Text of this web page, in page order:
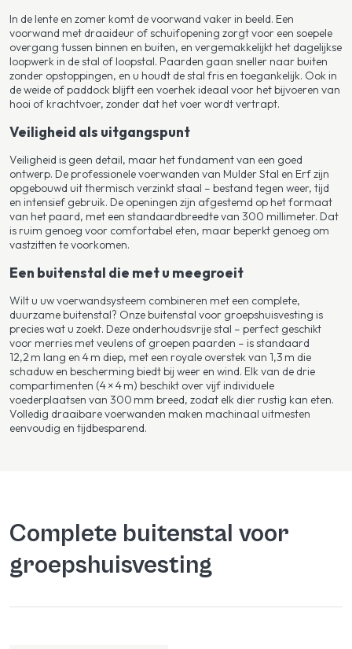
In de lente en zomer komt de voorwand vaker in beeld. Een
voorwand met draaideur of schuifopening zorgt voor een soepele
overgang tussen binnen en buiten, en vergemakkelijkt het dagelijkse
loopwerk in de stal of loopstal. Paarden gaan sneller naar buiten
zonder opstoppingen, en u houdt de stal fris en toegankelijk. Ook in
de weide of paddock blijft een voerhek ideaal voor het bijvoeren van
hooi of krachtvoer, zonder dat het voer wordt vertrapt.
Veiligheid als uitgangspunt
Veiligheid is geen detail, maar het fundament van een goed
ontwerp. De professionele voerwanden van Mulder Stal en Erf zijn
opgebouwd uit thermisch verzinkt staal – bestand tegen weer, tijd
en intensief gebruik. De openingen zijn afgestemd op het formaat
van het paard, met een standaardbreedte van 300 millimeter. Dat
is ruim genoeg voor comfortabel eten, maar beperkt genoeg om
vastzitten te voorkomen.
Een buitenstal die met u meegroeit
Wilt u uw voerwandsysteem combineren met een complete,
duurzame buitenstal? Onze buitenstal voor groepshuisvesting is
precies wat u zoekt. Deze onderhoudsvrije stal – perfect geschikt
voor merries met veulens of groepen paarden – is standaard
12,2 m lang en 4 m diep, met een royale overstek van 1,3 m die
schaduw en bescherming biedt bij weer en wind. Elk van de drie
compartimenten (4 × 4 m) beschikt over vijf individuele
voederplaatsen van 300 mm breed, zodat elk dier rustig kan eten.
Volledig draaibare voerwanden maken machinaal uitmesten
eenvoudig en tijdbesparend.
Complete buitenstal voor
groepshuisvesting